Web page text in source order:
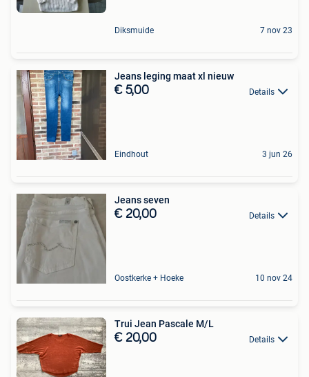
Diksmuide 7 nov 23
Jeans leging maat xl nieuw
€ 5,00 Details
Eindhout 3 jun 26
Jeans seven
€ 20,00 Details
Oostkerke + Hoeke 10 nov 24
Trui Jean Pascale M/L
€ 20,00 Details